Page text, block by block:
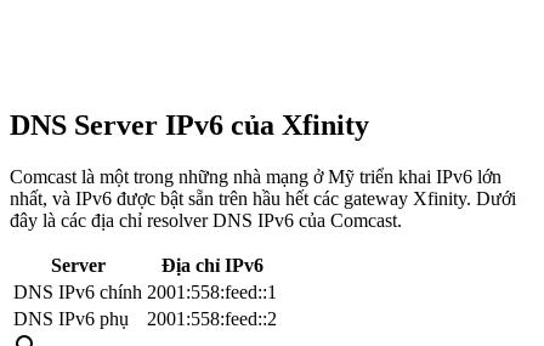
DNS Server IPv6 của Xfinity
Comcast là một trong những nhà mạng ở Mỹ triển khai IPv6 lớn
nhất, và IPv6 được bật sẵn trên hầu hết các gateway Xfinity. Dưới
đây là các địa chỉ resolver DNS IPv6 của Comcast.
Server
Địa chỉ IPv6
DNS IPv6 chính 2001:558:feed::1
DNS IPv6 phụ
2001:558:feed::2